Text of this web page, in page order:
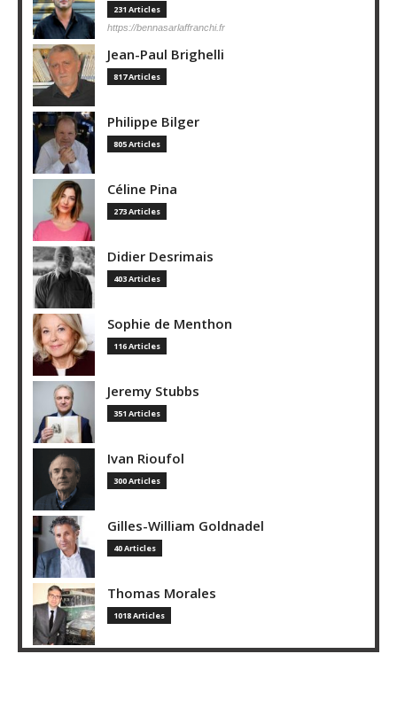
231 Articles
https://bennasarlaffranchi.fr
Jean-Paul Brighelli
817 Articles
Philippe Bilger
805 Articles
Céline Pina
273 Articles
Didier Desrimais
403 Articles
Sophie de Menthon
116 Articles
Jeremy Stubbs
351 Articles
Ivan Rioufol
300 Articles
Gilles-William Goldnadel
40 Articles
Thomas Morales
1018 Articles